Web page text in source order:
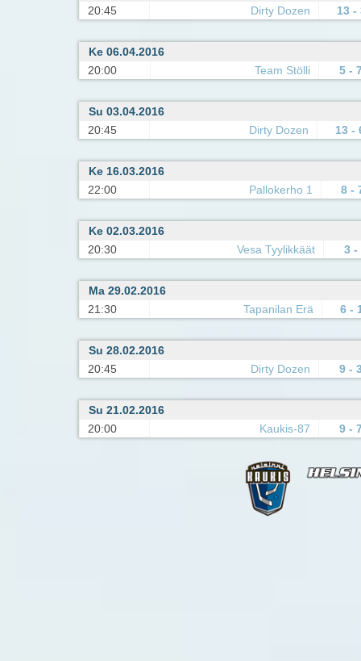
20:45
Dirty Dozen 13 -
Ke 06.04.2016
20:00
Team Stölli 5 -
Su 03.04.2016
20:45
Dirty Dozen 13 -
Ke 16.03.2016
22:00
Pallokerho 1 8 -
Ke 02.03.2016
20:30
Vesa Tyylikkäät 3 -
Ma 29.02.2016
21:30
Tapanilan Erä 6 -
Su 28.02.2016
20:45
Dirty Dozen 9 -
Su 21.02.2016
20:00
Kaukis-87 9 -